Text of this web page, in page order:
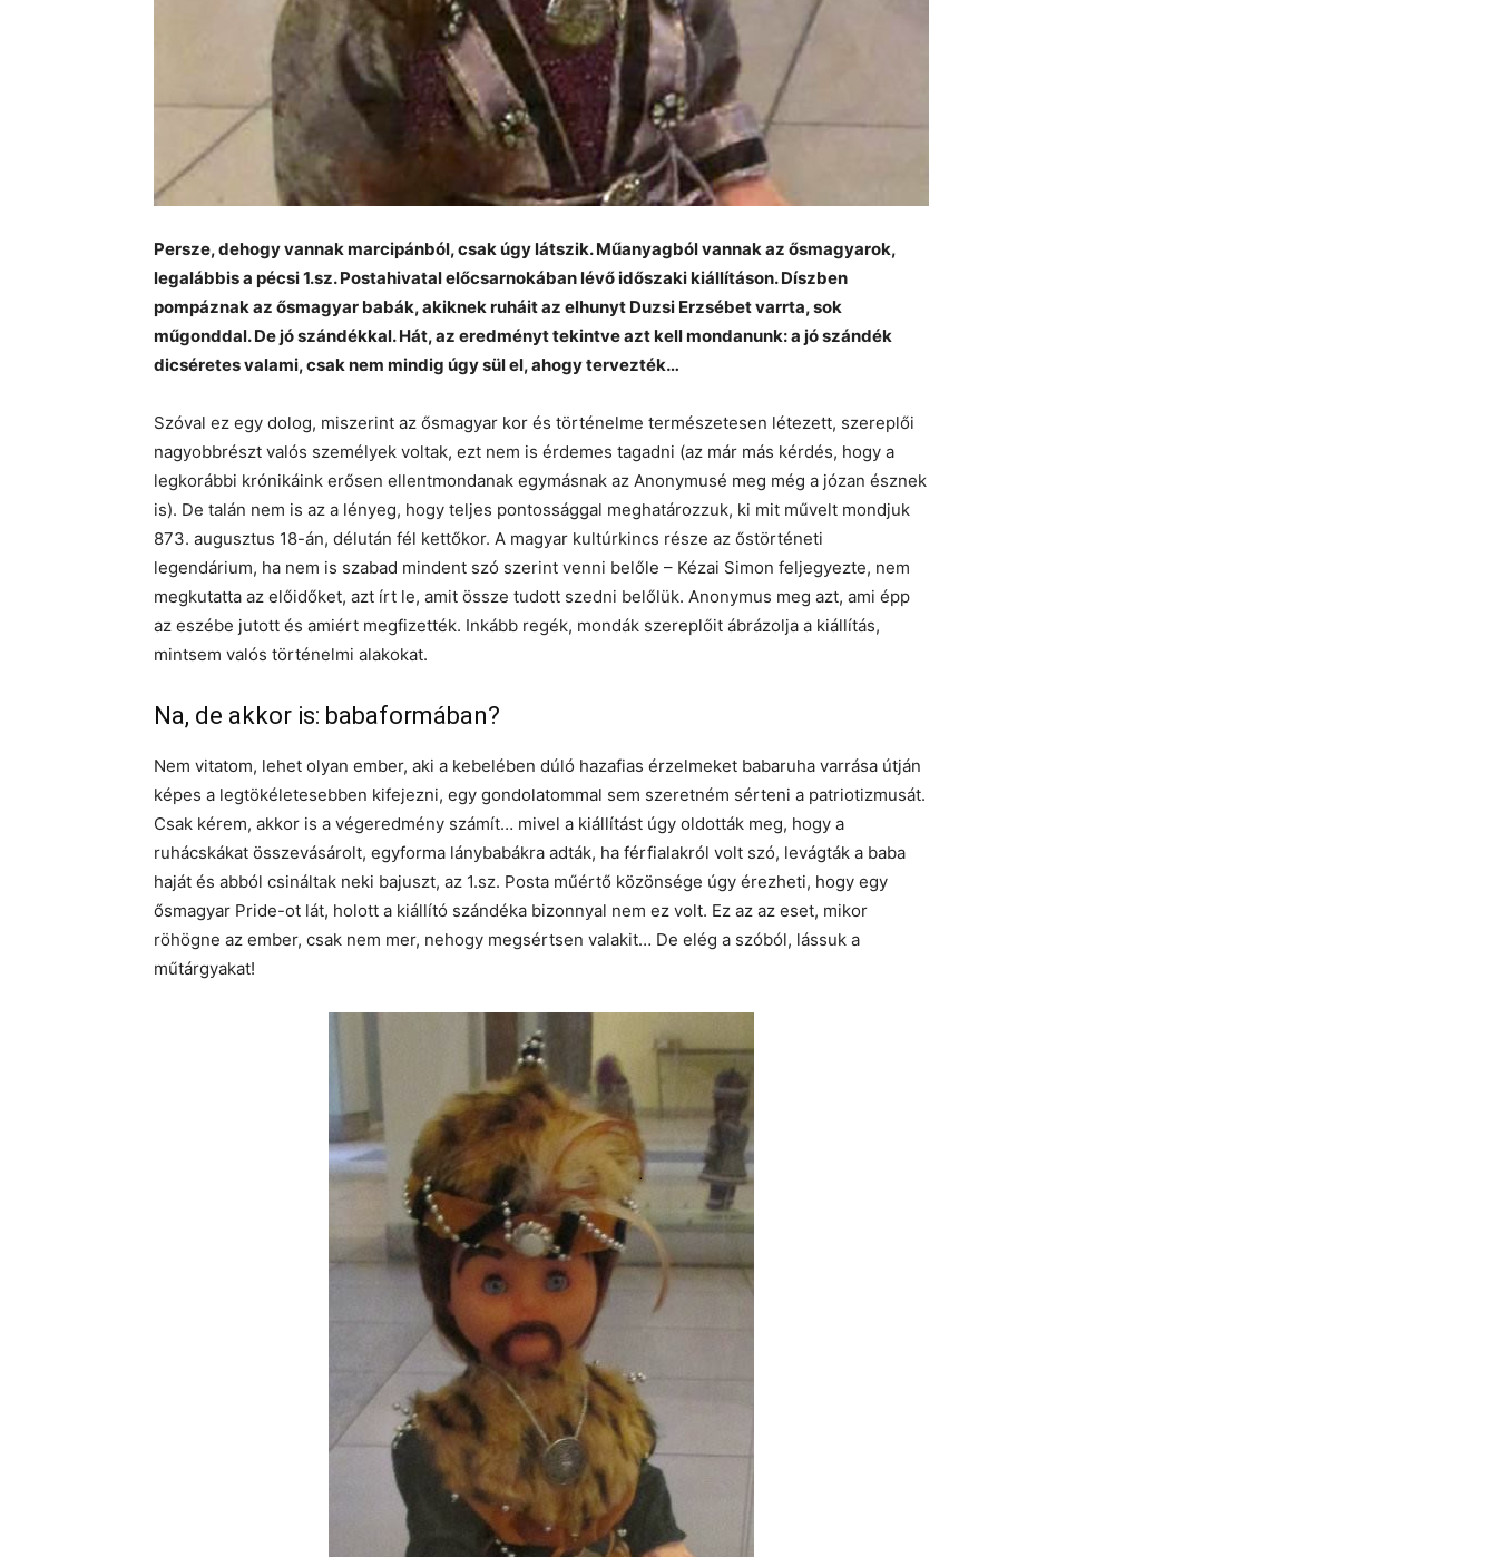
Persze, dehogy vannak marcipánból, csak úgy látszik. Műanyagból vannak az ősmagyarok,
legalábbis a pécsi 1.sz. Postahivatal előcsarnokában lévő időszaki kiállításon. Díszben
pompáznak az ősmagyar babák, akiknek ruháit az elhunyt Duzsi Erzsébet varrta, sok
műgonddal. De jó szándékkal. Hát, az eredményt tekintve azt kell mondanunk: a jó szándék
dicséretes valami, csak nem mindig úgy sül el, ahogy tervezték…
Szóval ez egy dolog, miszerint az ősmagyar kor és történelme természetesen létezett, szereplői
nagyobbrészt valós személyek voltak, ezt nem is érdemes tagadni (az már más kérdés, hogy a
legkorábbi krónikáink erősen ellentmondanak egymásnak az Anonymusé meg még a józan észnek
is). De talán nem is az a lényeg, hogy teljes pontossággal meghatározzuk, ki mit művelt mondjuk
873. augusztus 18-án, délután fél kettőkor. A magyar kultúrkincs része az őstörténeti
legendárium, ha nem is szabad mindent szó szerint venni belőle – Kézai Simon feljegyezte, nem
megkutatta az előidőket, azt írt le, amit össze tudott szedni belőlük. Anonymus meg azt, ami épp
az eszébe jutott és amiért megfizették. Inkább regék, mondák szereplőit ábrázolja a kiállítás,
mintsem valós történelmi alakokat.
Na, de akkor is: babaformában?
Nem vitatom, lehet olyan ember, aki a kebelében dúló hazafias érzelmeket babaruha varrása útján
képes a legtökéletesebben kifejezni, egy gondolatommal sem szeretném sérteni a patriotizmusát.
Csak kérem, akkor is a végeredmény számít… mivel a kiállítást úgy oldották meg, hogy a
ruhácskákat összevásárolt, egyforma lánybabákra adták, ha férfialakról volt szó, levágták a baba
haját és abból csináltak neki bajuszt, az 1.sz. Posta műértő közönsége úgy érezheti, hogy egy
ősmagyar Pride-ot lát, holott a kiállító szándéka bizonnyal nem ez volt. Ez az az eset, mikor
röhögne az ember, csak nem mer, nehogy megsértsen valakit… De elég a szóból, lássuk a
műtárgyakat!